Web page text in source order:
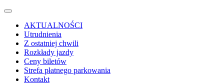
AKTUALNOŚCI
Utrudnienia
Z ostatniej chwili
Rozkłady jazdy
Ceny biletów
Strefa płatnego parkowania
Kontakt